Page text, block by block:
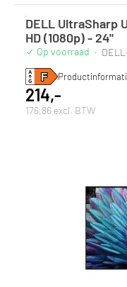
DELL UltraSharp
HD (1080p) - 24"
Op voorraad ·
214,-
176,86 excl. BTW